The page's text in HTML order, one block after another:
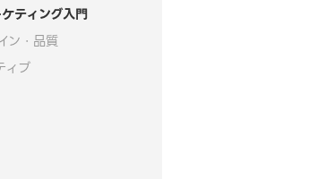
ティング入門
ン・品質
ィブ